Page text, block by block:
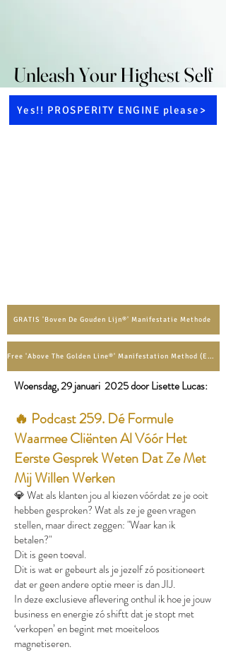
Unleash Your Highest Self
Unleash Your Highest Self
Yes!! PROSPERITY ENGINE please>
GRATIS 'Boven De Gouden Lijn®' Manifestatie Methode
Free 'Above The Golden Line®' Manifestation Method (English)
Woensdag, 29 januari 2025 door Lisette Lucas:​
🔥 Podcast 259. Dé Formule
Waarmee Cliënten Al Vóór Het
Eerste Gesprek Weten Dat Ze Met
Mij Willen Werken
💎 Wat als klanten jou al kiezen vóórdat ze je ooit
hebben gesproken? Wat als ze je geen vragen
stellen, maar direct zeggen: "Waar kan ik
betalen?"
Dit is geen toeval.
Dit is wat er gebeurt als je jezelf zó positioneert
dat er geen andere optie meer is dan JIJ.
In deze exclusieve aflevering onthul ik hoe je jouw
business en energie zó shiftt dat je stopt met
‘verkopen’ en begint met moeiteloos
magnetiseren.